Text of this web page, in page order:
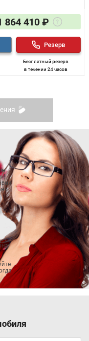
864 410 ₽
Бесплатный резерв
в течении 24 часов
Резерв